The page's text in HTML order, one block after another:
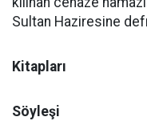
Sultan Haziresine
Kitapları
Söyleşi